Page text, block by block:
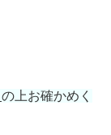
の上お確かめく